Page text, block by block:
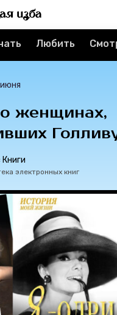
женщины
Любить
женщинах,
электронных книг